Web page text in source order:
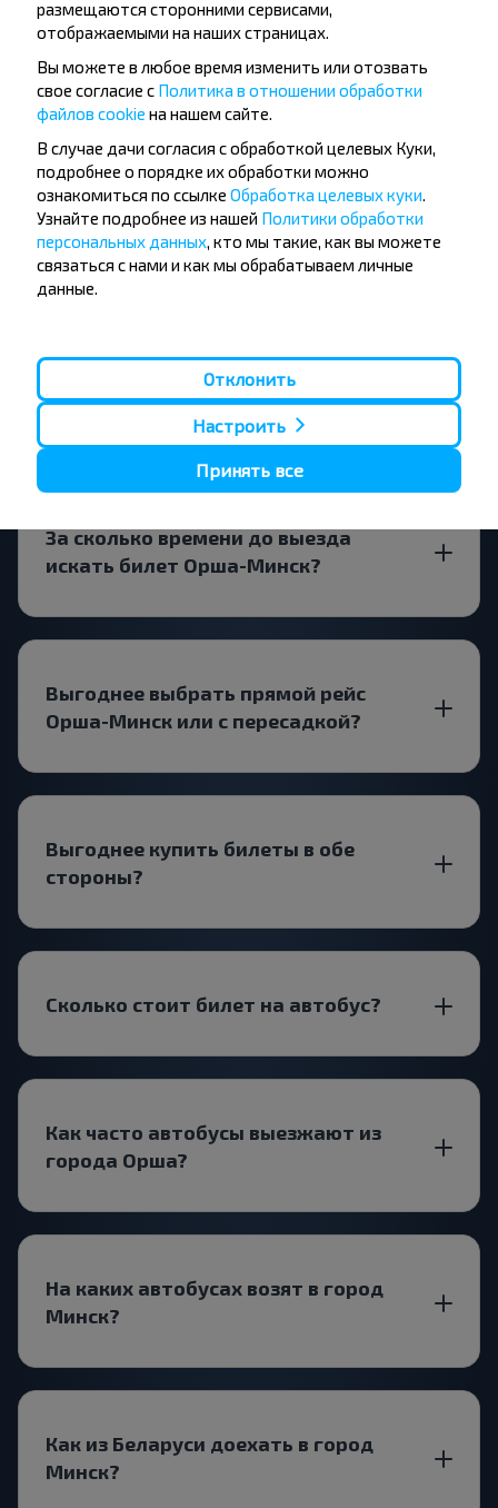
Подписаться
Вопрос - Ответ
Как можно купить билеты на рейс
Орша-Минск?
Есть ли ограничения на поездки по
направлению Орша-Минск?
За сколько времени до выезда
искать билет Орша-Минск?
Выгоднее выбрать прямой рейс
Орша-Минск или с пересадкой?
Выгоднее купить билеты в обе
стороны?
Сколько стоит билет на автобус?
Как часто автобусы выезжают из
города Орша?
На каких автобусах возят в город
Минск?
Как из Беларуси доехать в город
Минск?
размещаются сторонними сервисами,
отображаемыми на наших страницах.
Вы можете в любое время изменить или отозвать
свое согласие с Политика в отношении обработки
файлов cookie на нашем сайте.
В случае дачи согласия с обработкой целевых Куки,
подробнее о порядке их обработки можно
ознакомиться по ссылке Обработка целевых куки.
Узнайте подробнее из нашей Политики обработки
персональных данных, кто мы такие, как вы можете
связаться с нами и как мы обрабатываем личные
данные.
Отклонить
Настроить
Принять все